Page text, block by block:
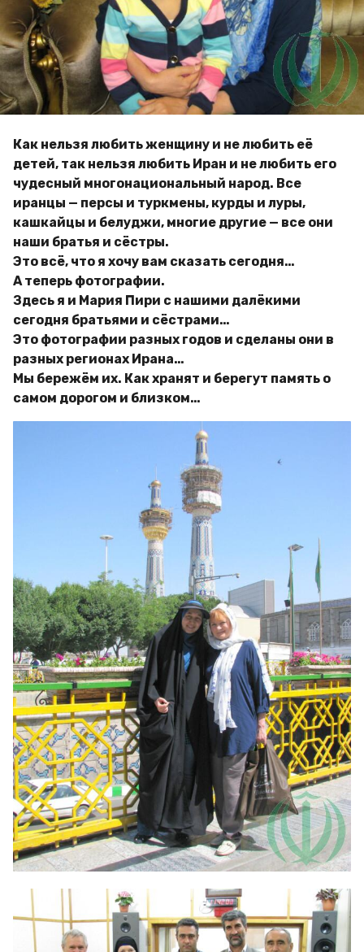
g
o
м
и
р
Как нельзя любить женщину и не любить её
детей, так нельзя любить Иран и не любить его
чудесный многонациональный народ. Все
иранцы — персы и туркмены, курды и луры,
кашкайцы и белуджи, многие другие — все они
наши братья и сёстры.
Это всё, что я хочу вам сказать сегодня…
А теперь фотографии.
Здесь я и Мария Пири с нашими далёкими
сегодня братьями и сёстрами…
Это фотографии разных годов и сделаны они в
разных регионах Ирана…
Мы бережём их. Как хранят и берегут память о
самом дорогом и близком…